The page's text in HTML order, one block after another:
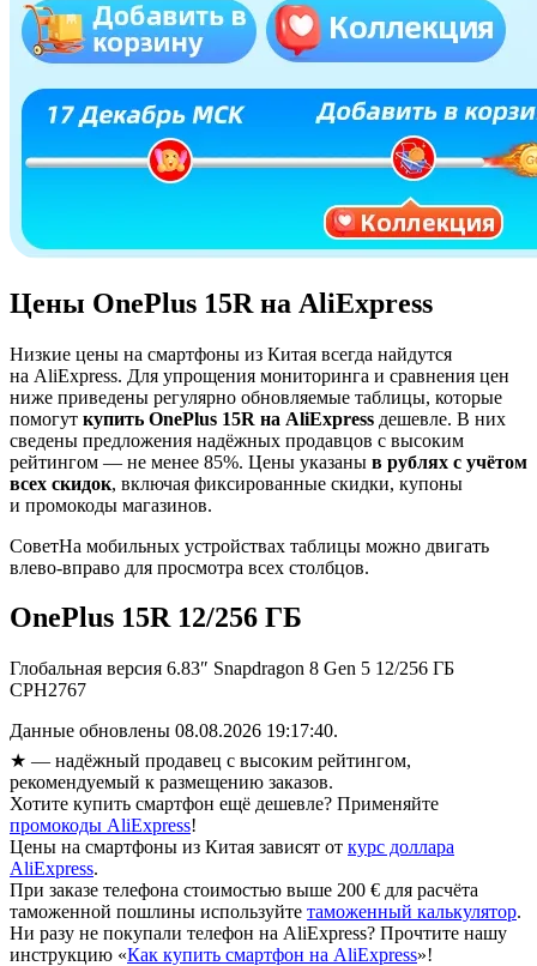
Цены OnePlus 15R на AliExpress
Низкие цены на смартфоны из Китая всегда найдутся
на AliExpress. Для упрощения мониторинга и сравнения цен
ниже приведены регулярно обновляемые таблицы, которые
помогут купить OnePlus 15R на AliExpress дешевле. В них
сведены предложения надёжных продавцов с высоким
рейтингом — не менее 85%. Цены указаны в рублях с учётом
всех скидок, включая фиксированные скидки, купоны
и промокоды магазинов.
СоветНа мобильных устройствах таблицы можно двигать
влево-вправо для просмотра всех столбцов.
OnePlus 15R 12/256 ГБ
Глобальная версия 6.83″ Snapdragon 8 Gen 5 12/256 ГБ
CPH2767
Данные обновлены 08.08.2026 19:17:40.
★ — надёжный продавец с высоким рейтингом,
рекомендуемый к размещению заказов.
Хотите купить смартфон ещё дешевле? Применяйте
промокоды AliExpress!
Цены на смартфоны из Китая зависят от курс доллара
AliExpress.
При заказе телефона стоимостью выше 200 € для расчёта
таможенной пошлины используйте таможенный калькулятор.
Ни разу не покупали телефон на AliExpress? Прочтите нашу
инструкцию «Как купить смартфон на AliExpress»!